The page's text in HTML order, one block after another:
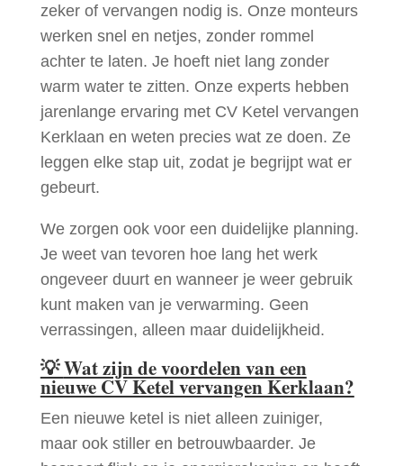
zeker of vervangen nodig is. Onze monteurs
werken snel en netjes, zonder rommel
achter te laten. Je hoeft niet lang zonder
warm water te zitten. Onze experts hebben
jarenlange ervaring met CV Ketel vervangen
Kerklaan en weten precies wat ze doen. Ze
leggen elke stap uit, zodat je begrijpt wat er
gebeurt.
We zorgen ook voor een duidelijke planning.
Je weet van tevoren hoe lang het werk
ongeveer duurt en wanneer je weer gebruik
kunt maken van je verwarming. Geen
verrassingen, alleen maar duidelijkheid.
💡Wat zijn de voordelen van een
nieuwe CV Ketel vervangen Kerklaan?
Een nieuwe ketel is niet alleen zuiniger,
maar ook stiller en betrouwbaarder. Je